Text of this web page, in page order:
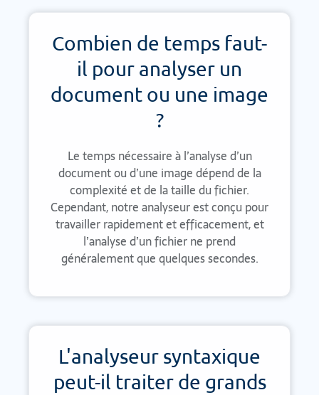
Combien de temps faut-
il pour analyser un
document ou une image
?
Le temps nécessaire à l’analyse d’un
document ou d’une image dépend de la
complexité et de la taille du fichier.
Cependant, notre analyseur est conçu pour
travailler rapidement et efficacement, et
l’analyse d’un fichier ne prend
généralement que quelques secondes.
L'analyseur syntaxique
peut-il traiter de grands